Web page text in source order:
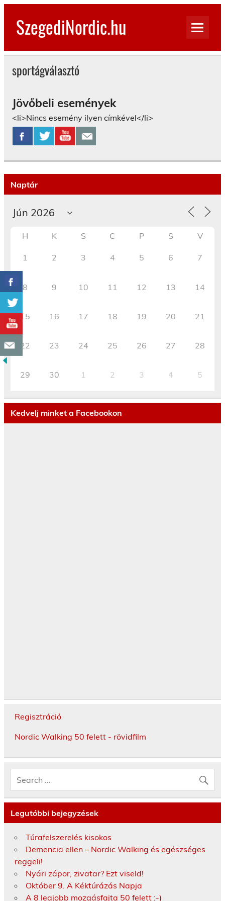
Skip
contentSzegediNordic.hu
sportágválasztó
Jövőbeli események
<li>Nincs esemény ilyen címkével</li>
Naptár
H K S C P S V
1 2 3 4 5 6 7
8 9 10 11 12 13 14
15 16 17 18 19 20 21
22 23 24 25 26 27 28
29 30 1 2 3 4 5
Kedvelj minket a Facebookon
Regisztráció
Nordic Walking 50 felett - rövidfilm
Legutóbbi bejegyzések
Túrafelszerelés kisokos
Demencia ellen – Nordic Walking és egészséges
reggeli!
Nyári zápor, zivatar? Ezt viseld!
Október 9. A Kéktúrázás Napja
A 8 legjobb mozgásfajta 50 felett :-)